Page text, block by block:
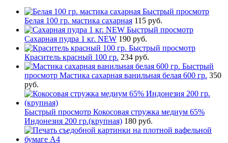
Быстрый просмотр
Белая 100 гр. мастика сахарная 115 руб.
Быстрый просмотр
Сахарная пудра 1 кг. NEW 190 руб.
Быстрый просмотр
Краситель красный 100 гр. 234 руб.
Быстрый
просмотр Мастика сахарная ванильная белая 600 гр. 350
руб.
Быстрый просмотр Кокосовая стружка медиум 65%
Индонезия 200 гр.(крупная) 180 руб.